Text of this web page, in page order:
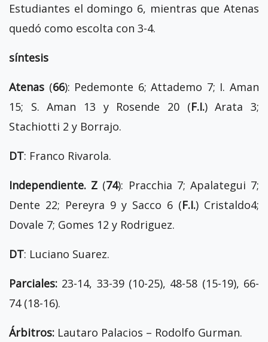
Estudiantes el domingo 6, mientras que Atenas
quedó como escolta con 3-4.
síntesis
Atenas (66): Pedemonte 6; Attademo 7; I. Aman
15; S. Aman 13 y Rosende 20 (F.I.) Arata 3;
Stachiotti 2 y Borrajo.
DT: Franco Rivarola.
Independiente. Z (74): Pracchia 7; Apalategui 7;
Dente 22; Pereyra 9 y Sacco 6 (F.I.) Cristaldo4;
Dovale 7; Gomes 12 y Rodriguez.
DT: Luciano Suarez.
Parciales: 23-14, 33-39 (10-25), 48-58 (15-19), 66-
74 (18-16).
Árbitros: Lautaro Palacios – Rodolfo Gurman.